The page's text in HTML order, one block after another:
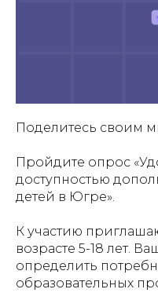
Поделитесь своим
Пройдите опрос
доступностью
детей в Югре».
К участию
возрасте 5-18 лет.
определить
образовательных